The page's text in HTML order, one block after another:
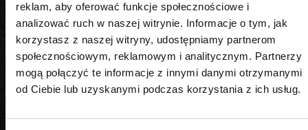
reklam, aby oferować funkcje społecznościowe i
analizować ruch w naszej witrynie. Informacje o tym, jak
korzystasz z naszej witryny, udostępniamy partnerom
społecznościowym, reklamowym i analitycznym. Partnerzy
mogą połączyć te informacje z innymi danymi otrzymanymi
od Ciebie lub uzyskanymi podczas korzystania z ich usług.
nie
Rozmiar
5,5